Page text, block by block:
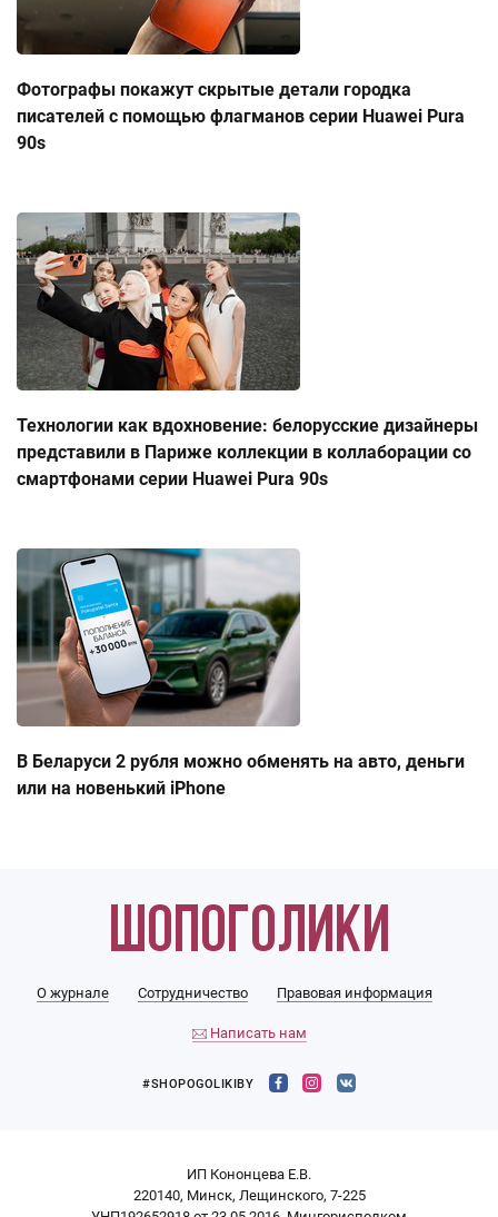
Фотографы покажут скрытые детали городка
писателей с помощью флагманов серии Huawei Pura
90s
Технологии как вдохновение: белорусские дизайнеры
представили в Париже коллекции в коллаборации со
смартфонами серии Huawei Pura 90s
В Беларуси 2 рубля можно обменять на авто, деньги
или на новенький iPhone
О журнале Сотрудничество Правовая информация
Написать нам
#SHOPOGOLIKIBY
ИП Кононцева Е.В.
220140, Минск, Лещинского, 7-225